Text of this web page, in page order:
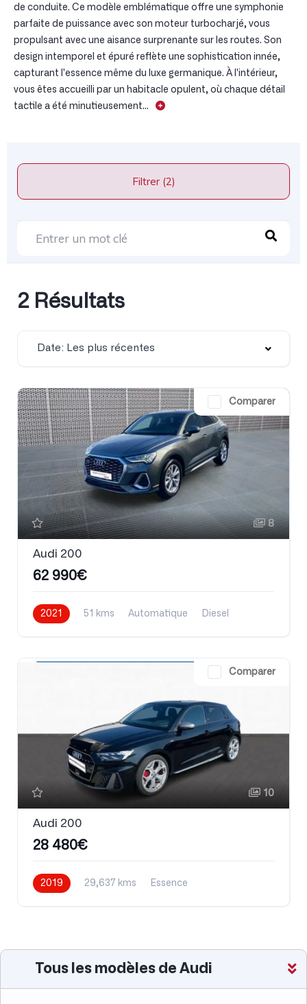
de conduite. Ce modèle emblématique offre une symphonie
parfaite de puissance avec son moteur turbocharjé, vous
propulsant avec une aisance surprenante sur les routes. Son
design intemporel et épuré reflète une sophistication innée,
capturant l'essence même du luxe germanique. À l'intérieur,
vous êtes accueilli par un habitacle opulent, où chaque détail
tactile a été minutieusement...
Filtrer (2)
2 Résultats
Date: Les plus récentes
Comparer
8
Audi 200
62 990€
2021 51 kms Automatique Diesel
Comparer
10
Audi 200
28 480€
2019 29,637 kms Essence
Tous les modèles de Audi